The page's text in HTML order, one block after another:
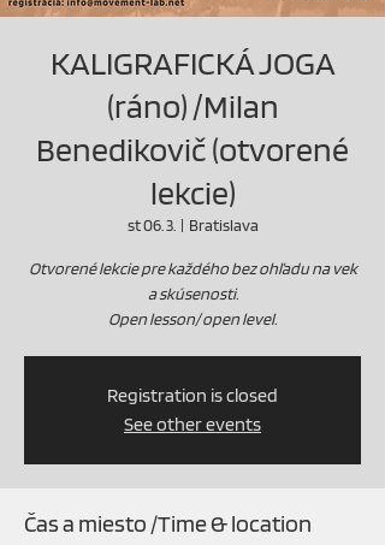
KALIGRAFICKÁ JOGA
(ráno) /Milan
Benedikovič (otvorené
lekcie)
st 06. 3.
  |
Bratislava
Otvorené lekcie pre každého bez ohľadu na vek
a skúsenosti.
Open lesson/ open level.
Registration is closed
See other events
Čas a miesto /Time & location